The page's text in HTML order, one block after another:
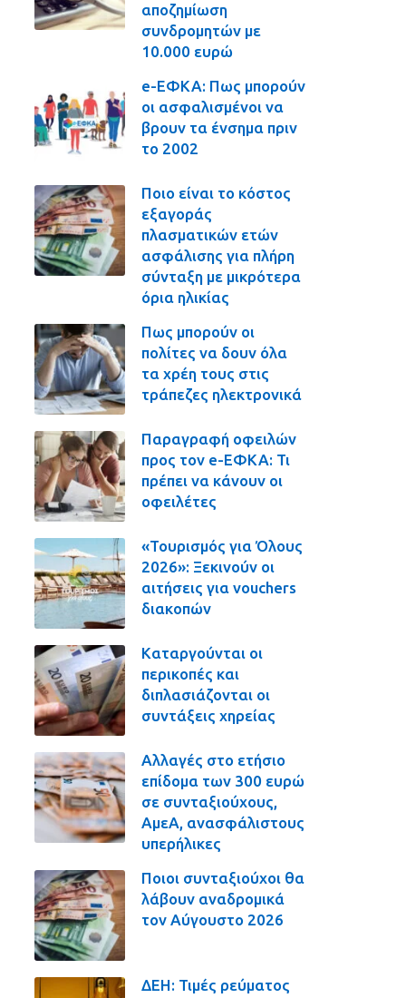
αποζημίωση
συνδρομητών με
10.000 ευρώ
e-ΕΦΚΑ: Πως μπορούν
οι ασφαλισμένοι να
βρουν τα ένσημα πριν
το 2002
Ποιο είναι το κόστος
εξαγοράς
πλασματικών ετών
ασφάλισης για πλήρη
σύνταξη με μικρότερα
όρια ηλικίας
Πως μπορούν οι
πολίτες να δουν όλα
τα χρέη τους στις
τράπεζες ηλεκτρονικά
Παραγραφή οφειλών
προς τον e-ΕΦΚΑ: Τι
πρέπει να κάνουν οι
οφειλέτες
«Τουρισμός για Όλους
2026»: Ξεκινούν οι
αιτήσεις για vouchers
διακοπών
Καταργούνται οι
περικοπές και
διπλασιάζονται οι
συντάξεις χηρείας
Αλλαγές στο ετήσιο
επίδομα των 300 ευρώ
σε συνταξιούχους,
ΑμεΑ, ανασφάλιστους
υπερήλικες
Ποιοι συνταξιούχοι θα
λάβουν αναδρομικά
τον Αύγουστο 2026
ΔΕΗ: Τιμές ρεύματος